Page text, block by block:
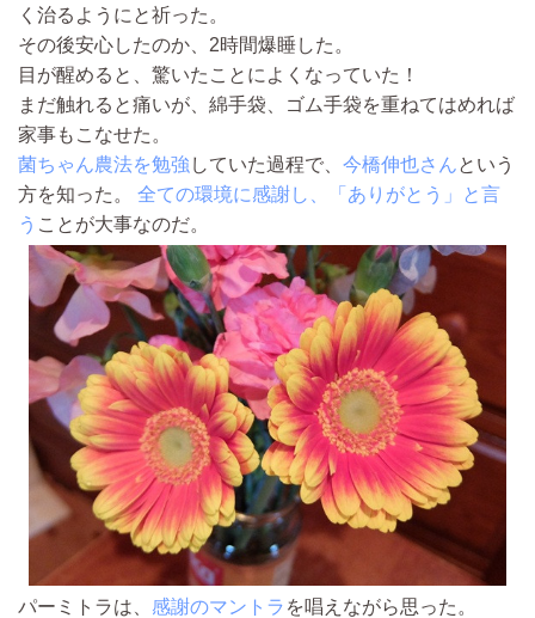
く治るようにと祈った。
その後安心したのか、2時間爆睡した。
目が醒めると、驚いたことによくなっていた！
まだ触れると痛いが、綿手袋、ゴム手袋を重ねてはめれば
家事もこなせた。
菌ちゃん農法を勉強 していた過程で、 今橋伸也さんという
方を知った。 全ての環境に感謝し、「ありがとう」と言
う ことが大事なのだ。
パーミトラは、 感謝のマントラ を唱えながら思った。